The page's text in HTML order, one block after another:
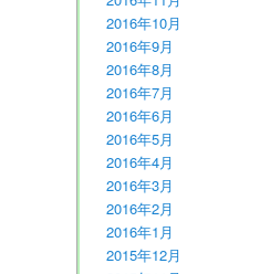
2016年10月
2016年9月
2016年8月
2016年7月
2016年6月
2016年5月
2016年4月
2016年3月
2016年2月
2016年1月
2015年12月